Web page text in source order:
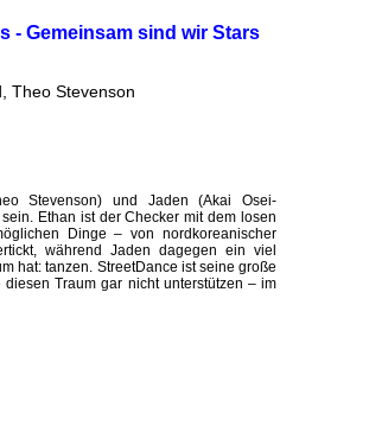
- Gemeinsam sind wir Stars
Theo Stevenson
Stevenson) und Jaden (Akai Osei-
Ethan ist der Checker mit dem losen
Dinge – von nordkoreanischer
während Jaden dagegen ein viel
hat: tanzen. StreetDance ist seine große
Traum gar nicht unterstützen – im